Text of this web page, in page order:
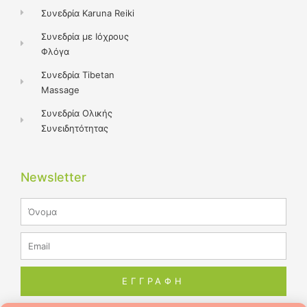
Συνεδρία Karuna Reiki
Συνεδρία με Ιόχρους
Φλόγα
Συνεδρία Tibetan
Massage
Συνεδρία Ολικής
Συνειδητότητας
Newsletter
ΕΓΓΡΑΦΗ